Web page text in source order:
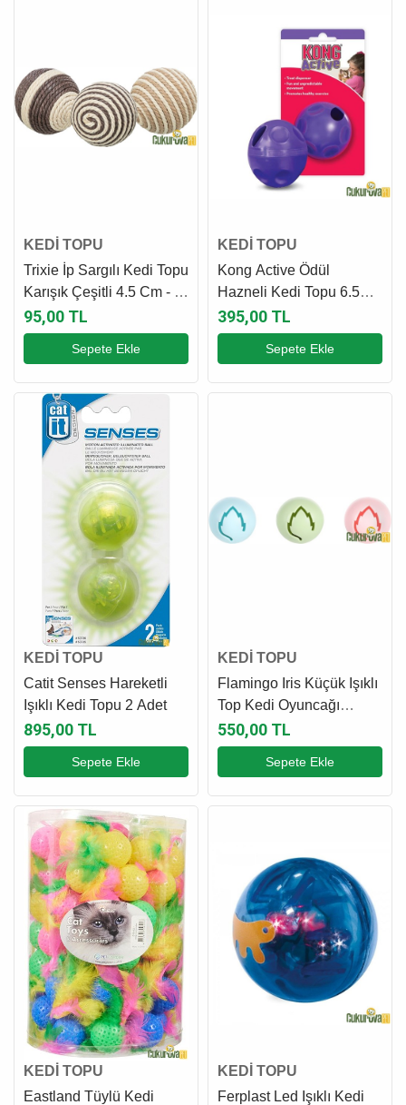
KEDİ TOPU
Trixie İp Sargılı Kedi Topu
Karışık Çeşitli 4.5 Cm - 1
Adet
95,00 TL
Sepete Ekle
KEDİ TOPU
Kong Active Ödül
Hazneli Kedi Topu 6.5
Cm
395,00 TL
Sepete Ekle
KEDİ TOPU
Catit Senses Hareketli
Işıklı Kedi Topu 2 Adet
895,00 TL
Sepete Ekle
KEDİ TOPU
Flamingo Iris Küçük Işıklı
Top Kedi Oyuncağı
Karışık Renkli - 4 Cm
550,00 TL
Sepete Ekle
KEDİ TOPU
Eastland Tüylü Kedi
KEDİ TOPU
Ferplast Led Işıklı Kedi